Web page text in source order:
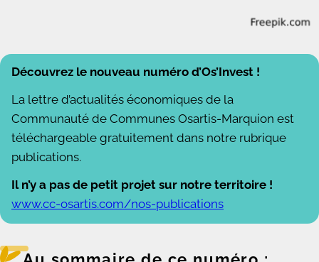
Découvrez le nouveau numéro d’Os’Invest !
La lettre d’actualités économiques de la
Communauté de Communes Osartis-Marquion est
téléchargeable gratuitement dans notre rubrique
publications.
Il n’y a pas de petit projet sur notre territoire !
www.cc-osartis.com/nos-publications